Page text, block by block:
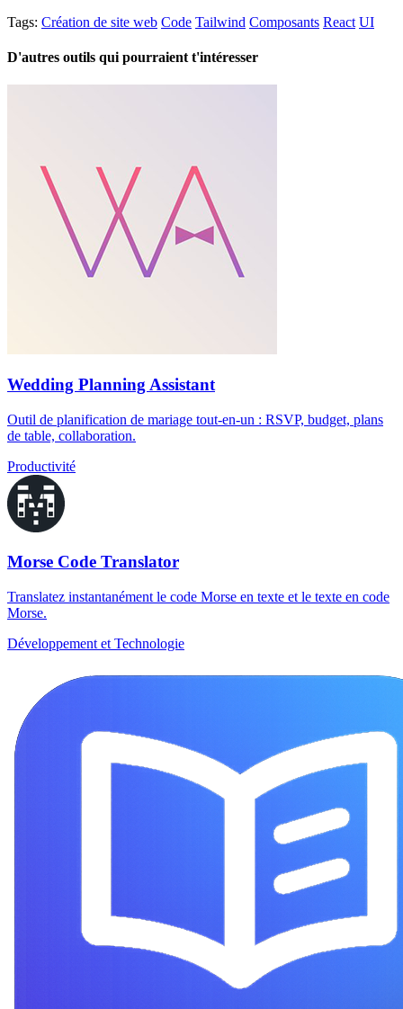
Tags: Création de site web Code Tailwind Composants React UI
D'autres outils qui pourraient t'intéresser
Wedding Planning Assistant
Outil de planification de mariage tout-en-un : RSVP, budget, plans
de table, collaboration.
Productivité
Morse Code Translator
Translatez instantanément le code Morse en texte et le texte en code
Morse.
Développement et Technologie